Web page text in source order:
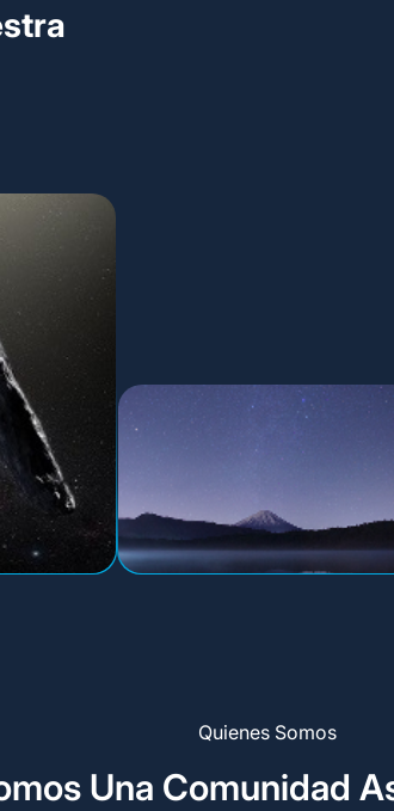
Quienes Somos
Una Comunidad